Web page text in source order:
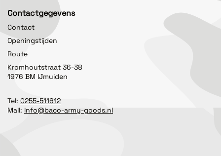
Contactgegevens
Contact
Openingstijden
Route
Kromhoutstraat 36-38
1976 BM IJmuiden
Tel: 0255-511612
Mail: info@baco-army-goods.nl